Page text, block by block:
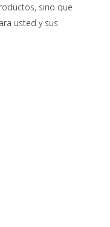
sino que
usted y sus